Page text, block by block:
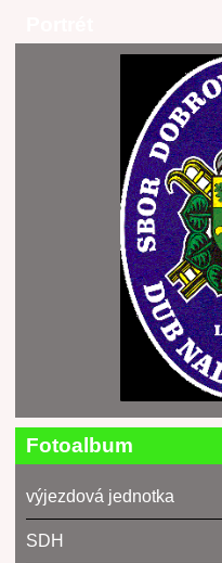
Fotoalbum
výjezdová jednotka
SDH